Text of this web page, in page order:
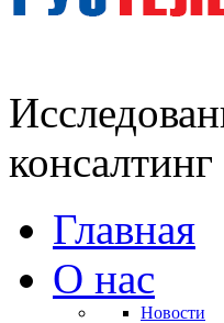
консалтинг
Главная
О нас
Новости